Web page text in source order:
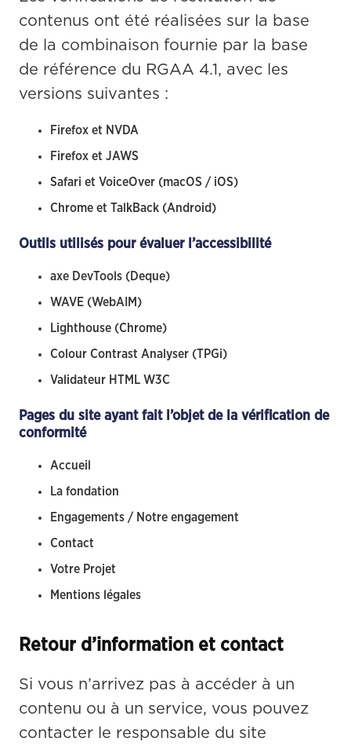
contenus ont été réalisées sur la base
de la combinaison fournie par la base
de référence du RGAA 4.1, avec les
versions suivantes :
Firefox et NVDA
Firefox et JAWS
Safari et VoiceOver (macOS / iOS)
Chrome et TalkBack (Android)
Outils utilisés pour évaluer l’accessibilité
axe DevTools (Deque)
WAVE (WebAIM)
Lighthouse (Chrome)
Colour Contrast Analyser (TPGi)
Validateur HTML W3C
Pages du site ayant fait l’objet de la vérification de
conformité
Accueil
La fondation
Engagements / Notre engagement
Contact
Votre Projet
Mentions légales
Retour d’information et contact
Si vous n’arrivez pas à accéder à un
contenu ou à un service, vous pouvez
contacter le responsable du site